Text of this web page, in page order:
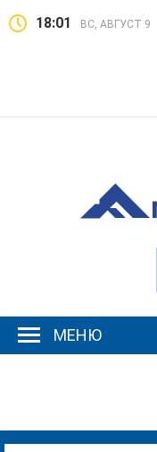
18:01 ВС, АВГУСТ 9
МЕНЮ